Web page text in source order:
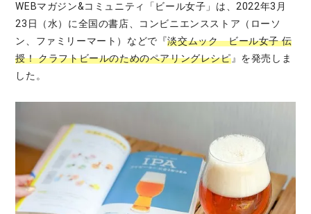
WEBマガジン&コミュニティ「ビール女子」は、2022年3月
23日（水）に全国の書店、コンビニエンスストア（ローソ
ン、ファミリーマート）などで『淡交ムック ビール女子 伝
授！ クラフトビールのためのペアリングレシピ』を発売しま
した。